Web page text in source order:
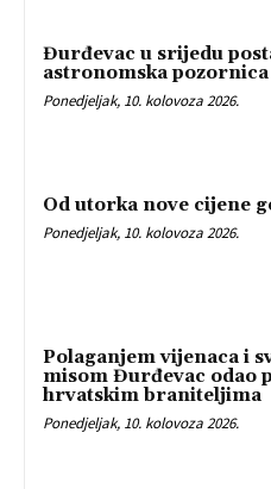
Đurđevac u srijedu
astronomska pozornica
Ponedjeljak, 10. kolovoza 2026.
Od utorka nove cijene
Ponedjeljak, 10. kolovoza 2026.
Polaganjem vijenaca i
misom Đurđevac odao
hrvatskim braniteljima
Ponedjeljak, 10. kolovoza 2026.